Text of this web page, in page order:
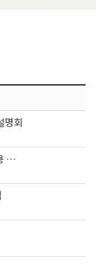
명회
…